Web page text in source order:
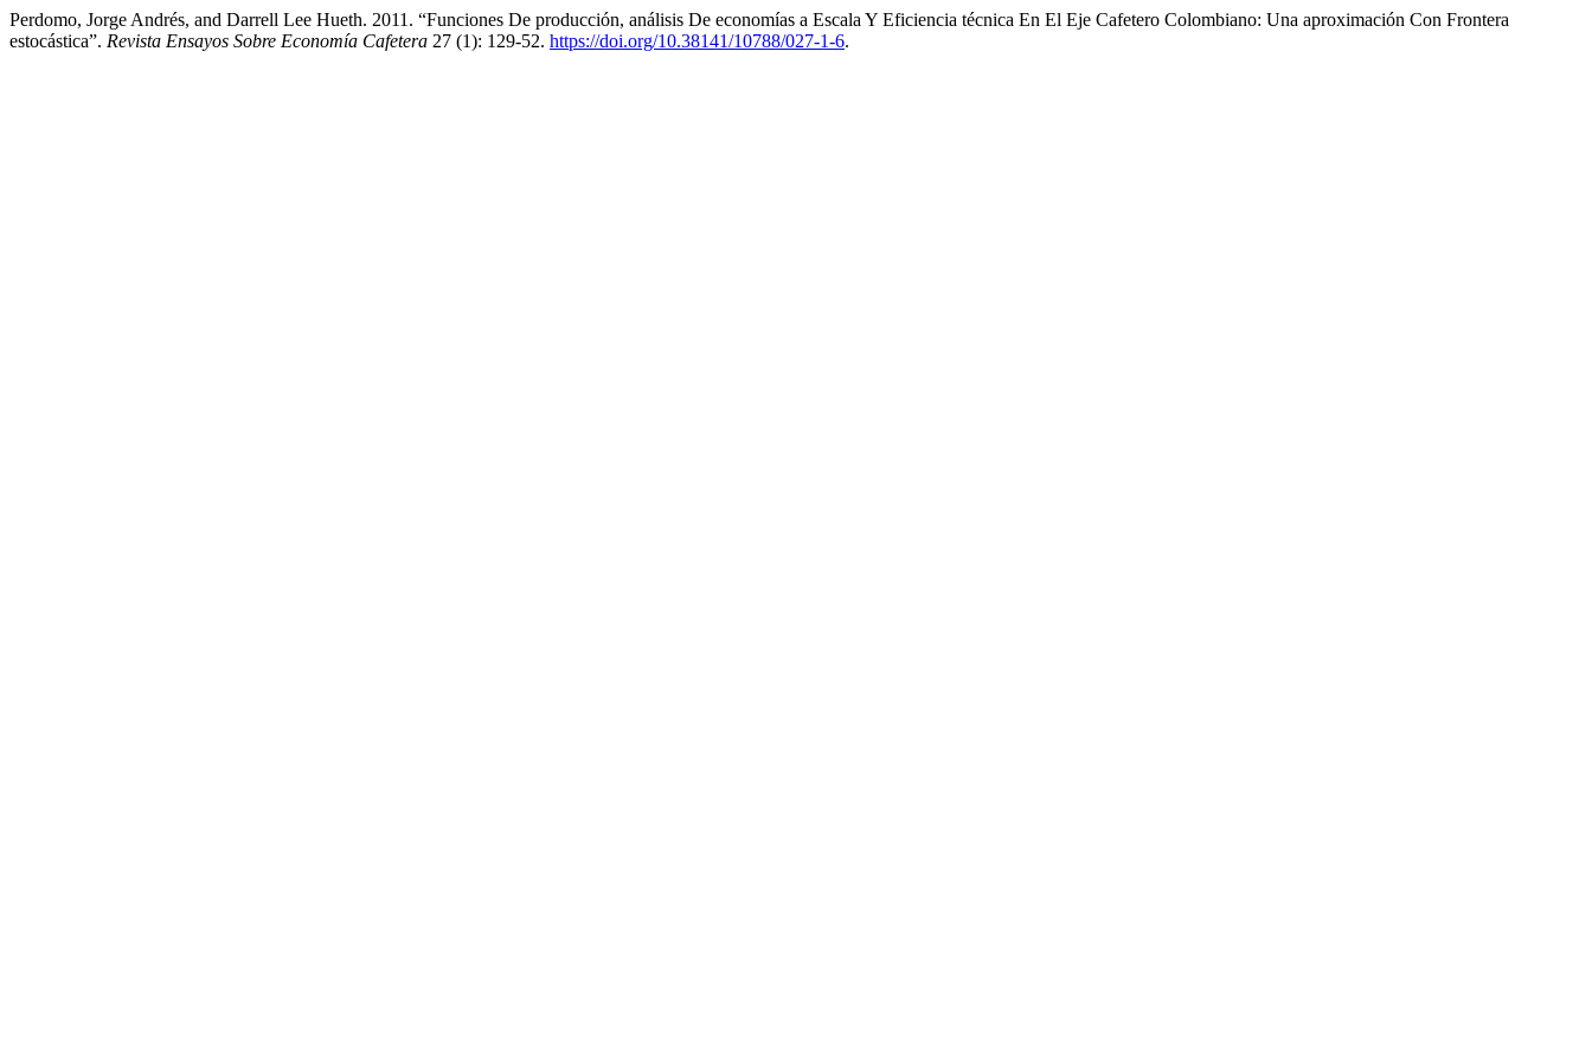
Perdomo, Jorge Andrés, and Darrell Lee Hueth. 2011. “Funciones De producción, análisis De economías a Escala Y Eficiencia técnica En El Eje Cafetero Colombiano: Una aproximación Con Frontera
estocástica”. Revista Ensayos Sobre Economía Cafetera 27 (1): 129-52. https://doi.org/10.38141/10788/027-1-6.